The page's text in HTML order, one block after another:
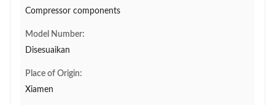
Compressor components
Model Number:
Disesuaikan
Place of Origin:
Xiamen